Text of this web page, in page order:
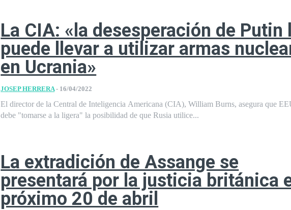
La CIA: «la desesperación de Putin
puede llevar a utilizar armas
en Ucrania»
JOSEP HERRERA - 16/04/2022
El director de la Central de Inteligencia Americana (CIA), William Burns, asegura que
debe "tomarse a la ligera" la posibilidad de que Rusia utilice...
La extradición de Assange se
presentará por la justicia británica
próximo 20 de abril